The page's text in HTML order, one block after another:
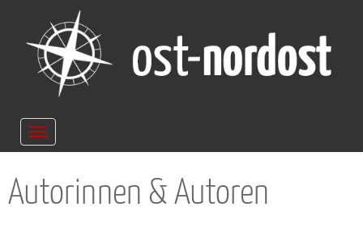
Navigation
ein-/ausblenden
Autorinnen & Autoren